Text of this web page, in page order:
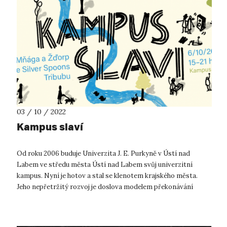
03 / 10 / 2022
Kampus slaví
Od roku 2006 buduje Univerzita J. E. Purkyně v Ústí nad
Labem ve středu města Ústí nad Labem svůj univerzitní
kampus. Nyní je hotov a stal se klenotem krajského města.
Jeho nepřetržitý rozvoj je doslova modelem překonávání